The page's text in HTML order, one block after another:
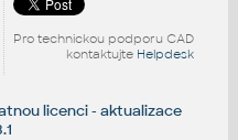
Pro technickou podporu CAD
kontaktujte Helpdesk
licenci - aktualizace